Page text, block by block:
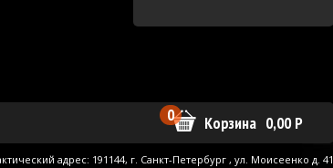
Корзина
0 0,00 Р
адрес: 191144, г. Санкт-Петербург , ул. Моисеенко д. 41